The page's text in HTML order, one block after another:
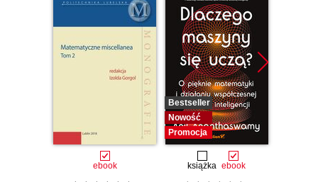
ebook
Bestseller
Nowość
Promocja
książka ebook